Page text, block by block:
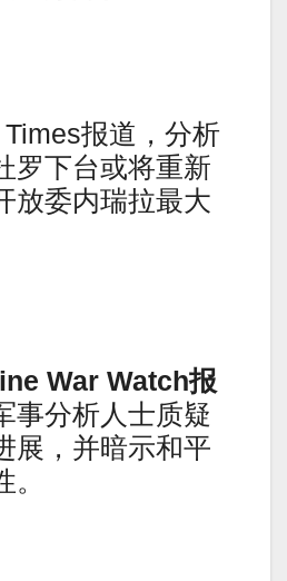
报道，分析
罗下台或将重新
放委内瑞拉最大
War Watch报
事分析人士质疑
展，并暗示和平